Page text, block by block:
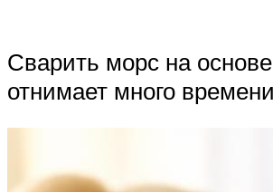
Сварить морс на
отнимает много